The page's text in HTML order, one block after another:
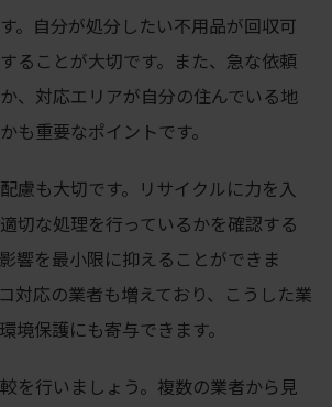
。自分が処分したい不用品が回収可
ることが大切です。また、急な依頼
、対応エリアが自分の住んでいる地
も重要なポイントです。
慮も大切です。リサイクルに力を入
切な処理を行っているかを確認する
響を最小限に抑えることができま
対応の業者も増えており、こうした業
境保護にも寄与できます。
を行いましょう。複数の業者から見